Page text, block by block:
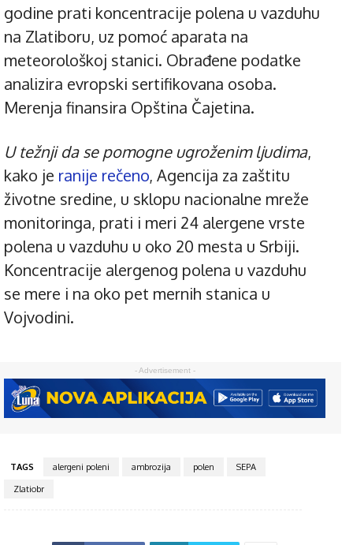
godine prati koncentracije polena u vazduhu
na Zlatiboru, uz pomoć aparata na
meteorološkoj stanici. Obrađene podatke
analizira evropski sertifikovana osoba.
Merenja finansira Opština Čajetina.
U težnji da se pomogne ugroženim ljudima,
kako je ranije rečeno, Agencija za zaštitu
životne sredine, u sklopu nacionalne mreže
monitoringa, prati i meri 24 alergene vrste
polena u vazduhu u oko 20 mesta u Srbiji.
Koncentracije alergenog polena u vazduhu
se mere i na oko pet mernih stanica u
Vojvodini.
- Advertisement -
TAGS alergeni poleni ambrozija polen
SEPA
Zlatiobr